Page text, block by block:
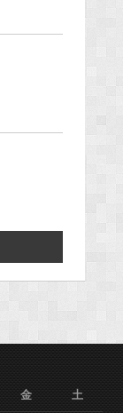
金 土